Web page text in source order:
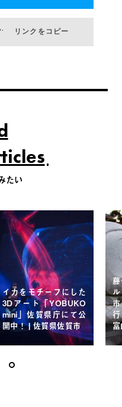
リンクをコピー
たい
イカをモチーフにした
3Dアート「YOBUKO
mini」佐賀県庁にて公
開中！ | 佐賀県佐賀市